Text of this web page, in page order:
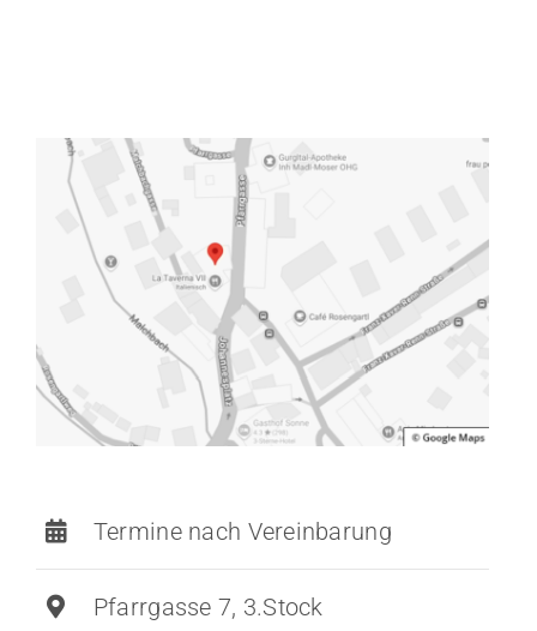
Termine nach Vereinbarung
Pfarrgasse 7, 3.Stock